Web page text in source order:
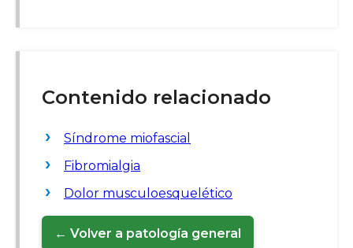
Contenido relacionado
Síndrome miofascial
Fibromialgia
Dolor musculoesquelético
← Volver a patología general